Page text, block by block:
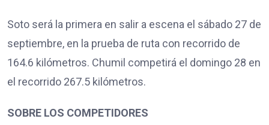
Soto será la primera en salir a escena el sábado 27 de
septiembre, en la prueba de ruta con recorrido de
164.6 kilómetros. Chumil competirá el domingo 28 en
el recorrido 267.5 kilómetros.
SOBRE LOS COMPETIDORES